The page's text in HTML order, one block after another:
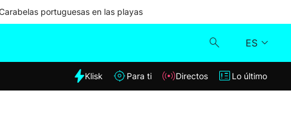
portuguesas en las playas
ES
Klisk
Klisk Para ti Directos Lo último